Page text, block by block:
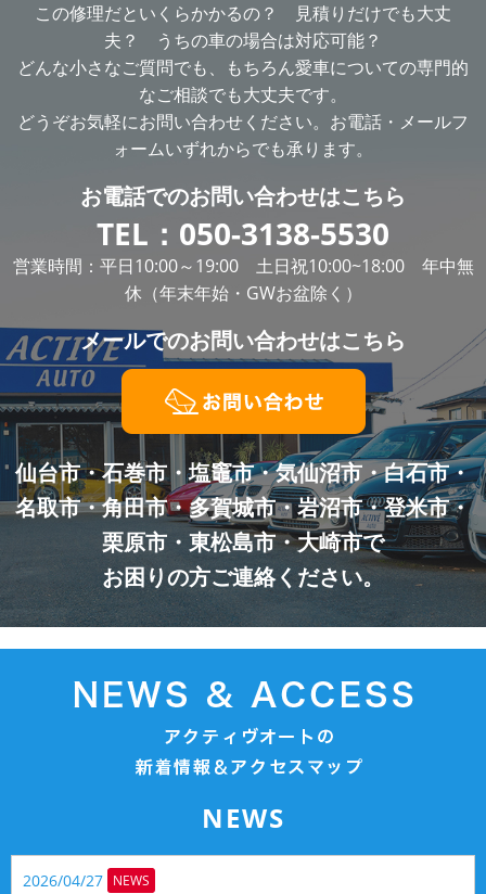
この修理だといくらかかるの？ 見積りだけでも大丈
夫？ うちの車の場合は対応可能？
どんな小さなご質問でも、もちろん愛車についての専門的
なご相談でも大丈夫です。
どうぞお気軽にお問い合わせください。お電話・メールフ
ォームいずれからでも承ります。
お電話でのお問い合わせはこちら
TEL： 050-3138-5530
営業時間：平日10:00～19:00 土日祝10:00~18:00 年中無
休（年末年始・GWお盆除く）
メールでのお問い合わせはこちら
仙台市・石巻市・塩竈市・気仙沼市・白石市・
名取市・角田市・多賀城市・岩沼市・登米市・
栗原市・東松島市・大崎市で
お困りの方ご連絡ください。
NEWS
2026/04/27 NEWS